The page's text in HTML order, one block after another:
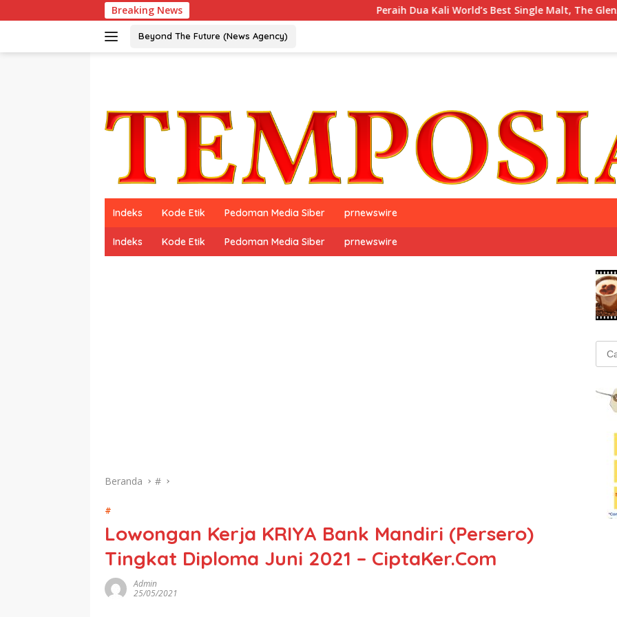
ke
Breaking News Peraih Dua Kali World’s Best Single Malt, The GlenAllachie,
Beyond The Future (News Agency)
Indeks Kode Etik Pedoman Media Siber prnewswire
Indeks Kode Etik Pedoman Media Siber prnewswire
Beranda #
#
Lowongan Kerja KRIYA Bank Mandiri (Persero)
Tingkat Diploma Juni 2021 – CiptaKer.Com
Admin
25/05/2021